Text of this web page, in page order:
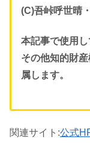
(C)吾峠呼世晴
本記事で使用し
その他知的財
属します。
関連サイト:公式